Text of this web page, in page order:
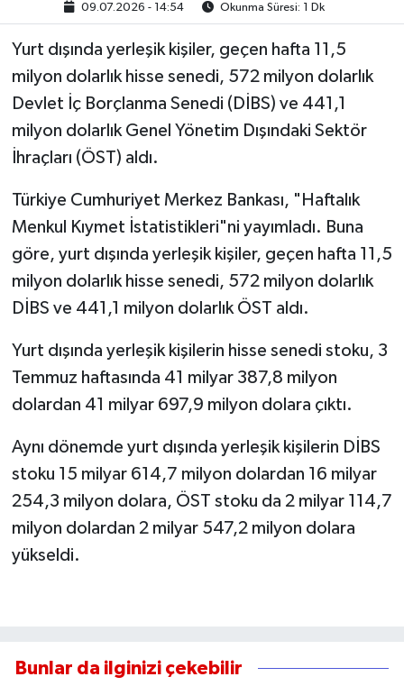
09.07.2026 - 14:54 Okunma Süresi: 1 Dk
Yurt dışında yerleşik kişiler, geçen hafta 11,5
milyon dolarlık hisse senedi, 572 milyon dolarlık
Devlet İç Borçlanma Senedi (DİBS) ve 441,1
milyon dolarlık Genel Yönetim Dışındaki Sektör
İhraçları (ÖST) aldı.
Türkiye Cumhuriyet Merkez Bankası, "Haftalık
Menkul Kıymet İstatistikleri"ni yayımladı. Buna
göre, yurt dışında yerleşik kişiler, geçen hafta 11,5
milyon dolarlık hisse senedi, 572 milyon dolarlık
DİBS ve 441,1 milyon dolarlık ÖST aldı.
Yurt dışında yerleşik kişilerin hisse senedi stoku, 3
Temmuz haftasında 41 milyar 387,8 milyon
dolardan 41 milyar 697,9 milyon dolara çıktı.
Aynı dönemde yurt dışında yerleşik kişilerin DİBS
stoku 15 milyar 614,7 milyon dolardan 16 milyar
254,3 milyon dolara, ÖST stoku da 2 milyar 114,7
milyon dolardan 2 milyar 547,2 milyon dolara
yükseldi.
Bunlar da ilginizi çekebilir